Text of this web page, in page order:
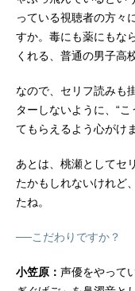
っている視聴者の方々
すか。毒にも薬にもな
くれる、普通の男子高
なので、セリフ読みも
ターしないように、“
てもらえるよう心がけ
あとは、桃瀬としてセ
たかもしれないけれど
たね。
──こだわりですか？
小笠原： 声優をやって